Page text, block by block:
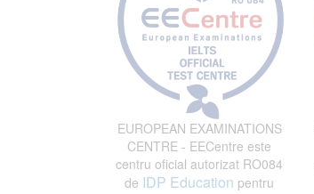
EUROPEAN EXAMINATIONS
CENTRE - EECentre este
centru oficial autorizat RO084
de IDP Education pentru